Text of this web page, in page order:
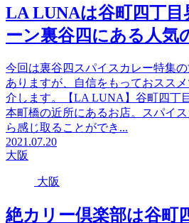
LA LUNAは谷町四丁
ーン裏谷四にある人気
今回は裏谷四スパイスカレー特集
ありますが、自信をもっておスス
介します。【LA LUNA】谷町四丁
本町橋の近所にあるお店。スパイ
ら感じ取ることができ...
2021.07.20
大阪
大阪
絶カリー倶楽部は谷町